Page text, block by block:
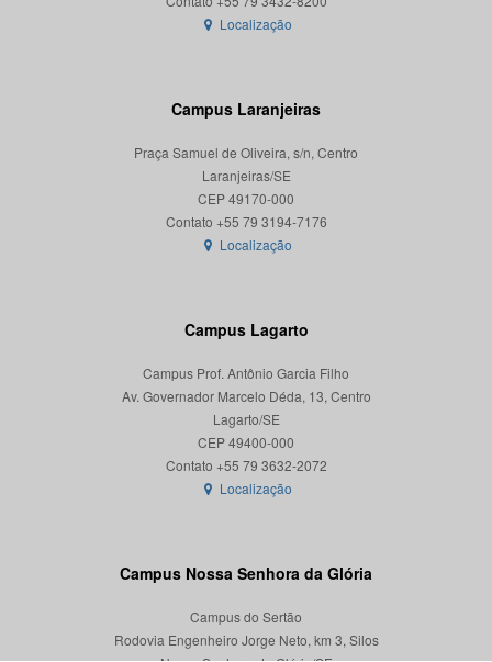
Localização
Campus Laranjeiras
Praça Samuel de Oliveira, s/n, Centro
Laranjeiras/SE
CEP 49170-000
Localização
Campus Lagarto
Campus Prof. Antônio Garcia Filho
Av. Governador Marcelo Déda, 13, Centro
Lagarto/SE
CEP 49400-000
Localização
Campus Nossa Senhora da Glória
Campus do Sertão
Rodovia Engenheiro Jorge Neto, km 3, Silos